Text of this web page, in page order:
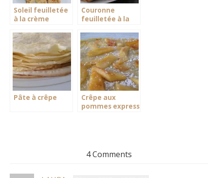
Soleil feuilletée
à la crème
Couronne
feuilletée à la
Pâte à crêpe
Crêpe aux
pommes express
4 Comments